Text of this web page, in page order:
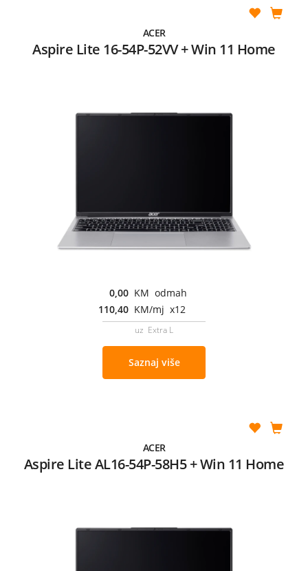
ACER
Aspire Lite 16-54P-52VV + Win 11 Home
0,00 KM odmah
110,40 KM/mj x12
uz Extra L
Saznaj više
ACER
Aspire Lite AL16-54P-58H5 + Win 11 Home